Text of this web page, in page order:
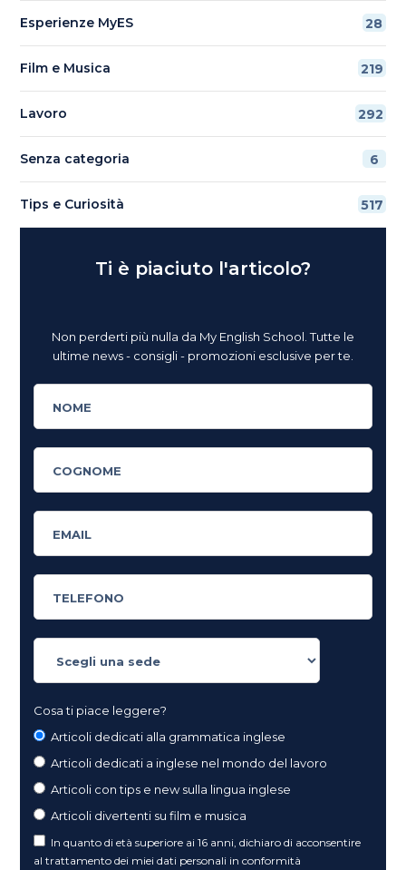
Esperienze MyES 28
Film e Musica 219
Lavoro 292
Senza categoria 6
Tips e Curiosità 517
Ti è piaciuto l'articolo?
Non perderti più nulla da My English School. Tutte le
ultime news - consigli - promozioni esclusive per te.
Cosa ti piace leggere?
Articoli dedicati alla grammatica inglese
Articoli dedicati a inglese nel mondo del lavoro
Articoli con tips e new sulla lingua inglese
Articoli divertenti su film e musica
In quanto di età superiore ai 16 anni, dichiaro di acconsentire
al trattamento dei miei dati personali in conformità